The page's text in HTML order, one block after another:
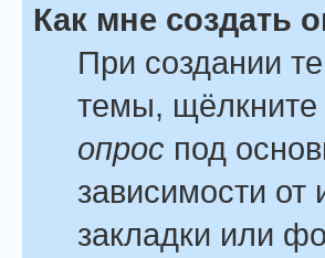
Как мне создать
При создании
темы,
опрос под
зависимости от
закладки или